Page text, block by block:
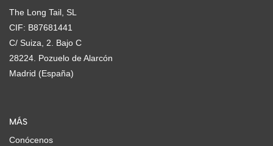
The Long Tail, SL
CIF: B87681441
C/ Suiza, 2. Bajo C
28224. Pozuelo de Alarcón
Madrid (España)
MÁS
Conócenos